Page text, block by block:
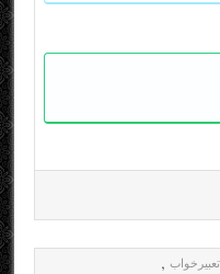
تعبیرخواب ,